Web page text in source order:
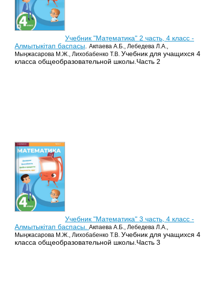
Учебник "Математика" 2 часть, 4 класс -
Алмытыкітап баспасы
Акпаева А.Б., Лебедева Л.А.,
Мыңжасарова М.Ж., Лихобабенко Т.В. Учебник для учащихся 4
класса общеобразовательной школы.Часть 2
Учебник "Математика" 3 часть, 4 класс -
Алмытыкітап баспасы. Акпаева А.Б., Лебедева Л.А.,
Мыңжасарова М.Ж., Лихобабенко Т.В. Учебник для учащихся 4
класса общеобразовательной школы.Часть 3